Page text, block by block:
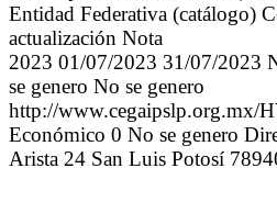
Entidad Federativa (catálogo)
actualización Nota
2023 01/07/2023 31/07/2023
se genero No se genero
http://www.cegaipslp.org.mx/
Económico 0 No se genero
Arista 24 San Luis Potosí